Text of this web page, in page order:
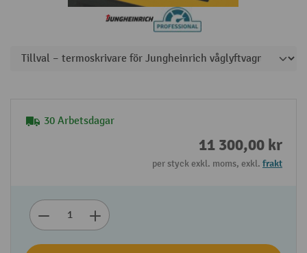
30 Arbetsdagar
11 300,00 kr
per styck exkl. moms, exkl. frakt